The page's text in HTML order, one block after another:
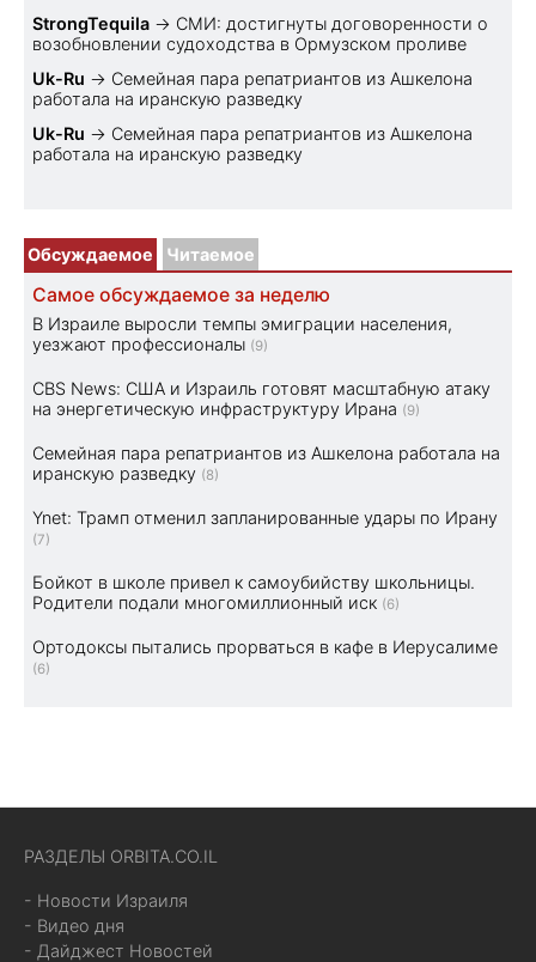
StrongTequila → СМИ: достигнуты договоренности о
возобновлении судоходства в Ормузском проливе
Uk-Ru → Семейная пара репатриантов из Ашкелона
работала на иранскую разведку
Uk-Ru → Семейная пара репатриантов из Ашкелона
работала на иранскую разведку
Обсуждаемое Читаемое
Самое обсуждаемое за неделю
В Израиле выросли темпы эмиграции населения,
уезжают профессионалы (9)
CBS News: США и Израиль готовят масштабную атаку
на энергетическую инфраструктуру Ирана (9)
Семейная пара репатриантов из Ашкелона работала на
иранскую разведку (8)
Ynet: Трамп отменил запланированные удары по Ирану
(7)
Бойкот в школе привел к самоубийству школьницы.
Родители подали многомиллионный иск (6)
Ортодоксы пытались прорваться в кафе в Иерусалиме
(6)
РАЗДЕЛЫ ORBITA.CO.IL
- Новости Израиля
- Видео дня
- Дайджест Новостей